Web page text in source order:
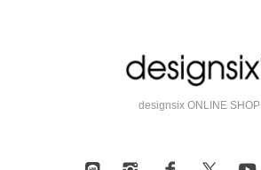
designsix ONLINE SHOP